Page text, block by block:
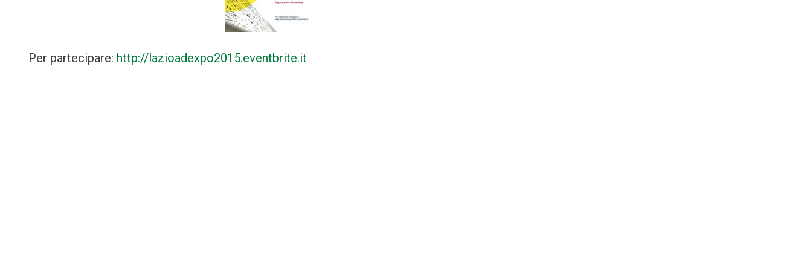
Per partecipare: http://lazioadexpo2015.eventbrite.it